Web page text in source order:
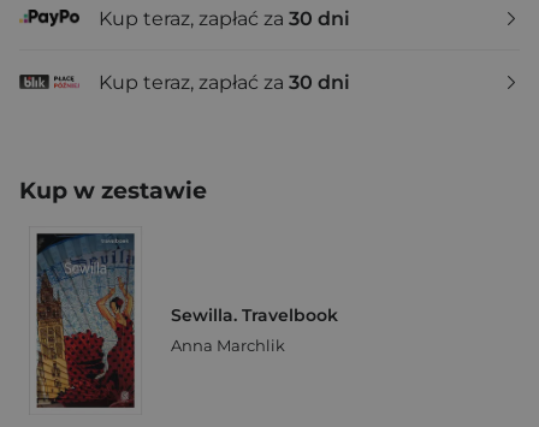
Kup teraz, zapłać za 30 dni
Kup teraz, zapłać za 30 dni
Kup w zestawie
Sewilla. Travelbook
Anna Marchlik